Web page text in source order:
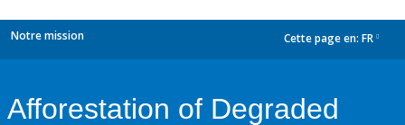
Notre mission Cette page en: FR
Afforestation of Degraded